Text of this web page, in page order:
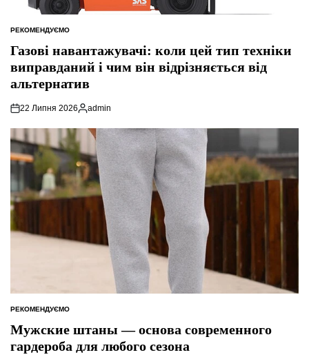
ОПУБЛІКУВАТИ
У
РЕКОМЕНДУЄМО
Газові навантажувачі: коли цей тип техніки
виправданий і чим він відрізняється від
альтернатив
22 Липня 2026
Опубліковано
admin
ОПУБЛІКУВАТИ
У
РЕКОМЕНДУЄМО
Мужские штаны — основа современного
гардероба для любого сезона